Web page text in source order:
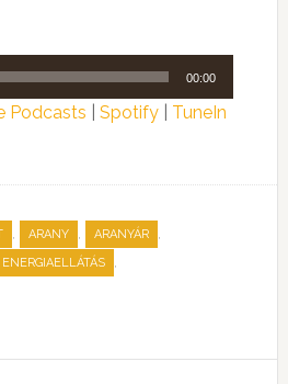
00:00
Podcasts Spotify| TuneIn
, ARANY , ARANYÁR ,
ENERGIAELLÁTÁS ,